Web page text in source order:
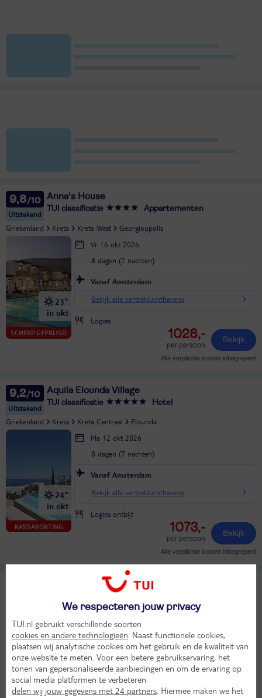
9,8
Uitstekend
Anna's House
TUI classificatie Appartementen
Griekenland Kreta Kreta West Georgioupolis
SCHERP GEPRIJSD
23°
in okt
Vr 16 okt 2026
8 dagen (7 nachten)
Vanaf Amsterdam
Bekijk alle vertrekluchthavens
Logies
1028,-
per persoon
Bekijk
Alle verplichte kosten inbegrepen!
9,2
Uitstekend
Aquila Elounda Village
TUI classificatie Hotel
Griekenland Kreta Kreta Centraal Elounda
KASSAKORTING
24°
in okt
Ma 12 okt 2026
8 dagen (7 nachten)
Vanaf Amsterdam
Bekijk alle vertrekluchthavens
Logies ontbijt
1073,-
per persoon
Bekijk
Alle verplichte kosten inbegrepen!
Kreta West Rethymnon
23°
Ma 12 okt 2026
8 dagen (7 nachten)
Vanaf Amsterdam
Bekijk alle vertrekluchthavens
We respecteren jouw privacy
TUI.nl gebruikt verschillende soorten
cookies en andere technologieën . Naast functionele cookies,
plaatsen wij analytische cookies om het gebruik en de kwaliteit van
onze website te meten. Voor een betere gebruikservaring, het
tonen van gepersonaliseerde aanbiedingen en om de ervaring op
social media platformen te verbeteren
delen wij jouw gegevens met 24 partners . Hiermee maken we het